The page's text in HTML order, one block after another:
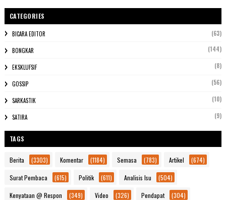
CATEGORIES
BICARA EDITOR (63)
BONGKAR (144)
EKSKLUFSIF (8)
GOSSIP (56)
SARKASTIK (10)
SATIRA (9)
TAGS
Berita (3303) Komentar (1184) Semasa (783) Artikel (674)
Surat Pembaca (615) Politik (611) Analisis Isu (504)
Kenyataan @ Respon (349) Video (326) Pendapat (304)